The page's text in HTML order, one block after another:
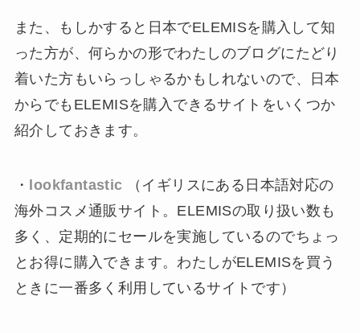
また、もしかすると日本でELEMISを購入して知
った方が、何らかの形でわたしのブログにたどり
着いた方もいらっしゃるかもしれないので、日本
からでもELEMISを購入できるサイトをいくつか
紹介しておきます。
・ lookfantastic
（イギリスにある日本語対応の
海外コスメ通販サイト。ELEMISの取り扱い数も
多く、定期的にセールを実施しているのでちょっ
とお得に購入できます。わたしがELEMISを買う
ときに一番多く利用しているサイトです）